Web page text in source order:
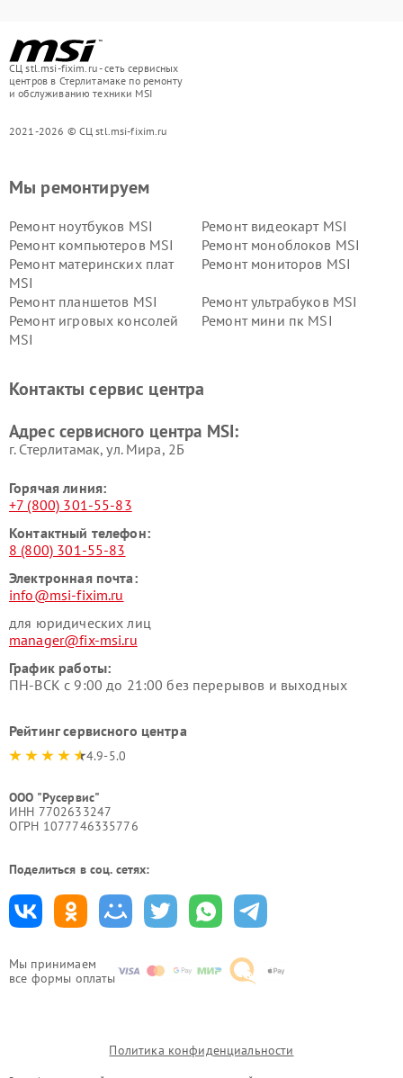
СЦ stl.msi-fixim.ru - сеть сервисных
центров в Стерлитамаке по ремонту
и обслуживанию техники MSI
2021-2026 © СЦ stl.msi-fixim.ru
Мы принимаем
все формы оплаты
Мы ремонтируем
Ремонт ноутбуков MSI
Ремонт видеокарт MSI
Ремонт компьютеров MSI
Ремонт моноблоков MSI
Ремонт материнских плат
MSI
Ремонт мониторов MSI
Ремонт планшетов MSI
Ремонт ультрабуков MSI
Ремонт игровых консолей
MSI
Ремонт мини пк MSI
Контакты сервис центра
Адрес сервисного центра MSI:
г. Стерлитамак, ул. Мира, 2Б
Горячая линия:
+7 (800) 301-55-83
Контактный телефон:
8 (800) 301-55-83
Электронная почта:
info@msi-fixim.ru
для юридических лиц
manager@fix-msi.ru
График работы:
ПН-ВСК с 9:00 до 21:00 без перерывов и выходных
Рейтинг сервисного центра
4.9-5.0
ООО "Русервис"
ИНН 7702633247
ОГРН 1077746335776
Поделиться в соц. сетях:
Политика конфиденциальности